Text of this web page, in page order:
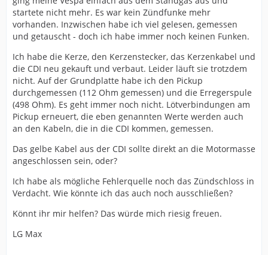
startete nicht mehr. Es war kein Zündfunke mehr
vorhanden. Inzwischen habe ich viel gelesen, gemessen
und getauscht - doch ich habe immer noch keinen Funken.
Ich habe die Kerze, den Kerzenstecker, das Kerzenkabel und
die CDI neu gekauft und verbaut. Leider läuft sie trotzdem
nicht. Auf der Grundplatte habe ich den Pickup
durchgemessen (112 Ohm gemessen) und die Erregerspule
(498 Ohm). Es geht immer noch nicht. Lötverbindungen am
Pickup erneuert, die eben genannten Werte werden auch
an den Kabeln, die in die CDI kommen, gemessen.
Das gelbe Kabel aus der CDI sollte direkt an die Motormasse
angeschlossen sein, oder?
Ich habe als mögliche Fehlerquelle noch das Zündschloss in
Verdacht. Wie könnte ich das auch noch ausschließen?
Könnt ihr mir helfen? Das würde mich riesig freuen.
LG Max